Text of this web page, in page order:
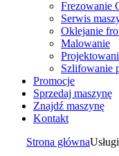
Frezowanie
Serwis
Oklejanie
Malowanie
Szlifowanie
Promocje
Sprzedaj maszynę
Znajdź maszynę
Kontakt
Strona głównaUsługi